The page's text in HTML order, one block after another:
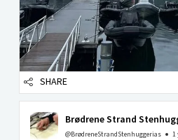
SHARE
Brødrene Strand
@BrødreneStrandStenhuggerias 1